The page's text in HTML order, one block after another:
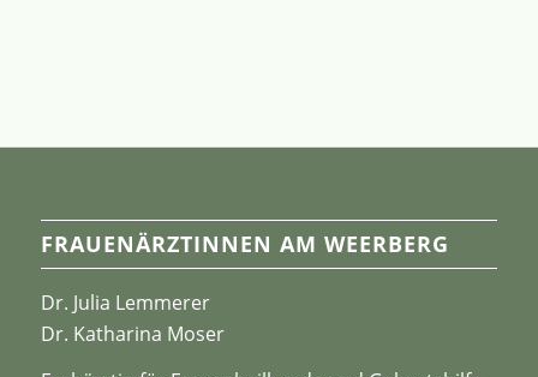
FRAUENÄRZTINNEN AM WEERBERG
Dr. Julia Lemmerer
Dr. Katharina Moser